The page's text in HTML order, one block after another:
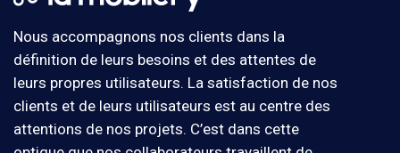
Nous accompagnons nos clients dans la
définition de leurs besoins et des attentes de
leurs propres utilisateurs. La satisfaction de nos
clients et de leurs utilisateurs est au centre des
attentions de nos projets. C’est dans cette